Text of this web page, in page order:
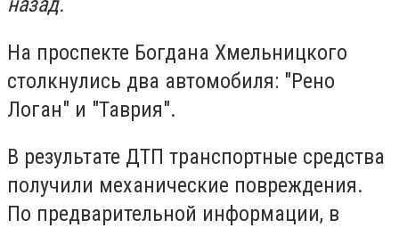
На проспекте Богдана Хмельницкого
столкнулись два автомобиля: "Рено
Логан" и "Таврия".
В результате ДТП транспортные средства
получили механические повреждения.
По предварительной информации, в